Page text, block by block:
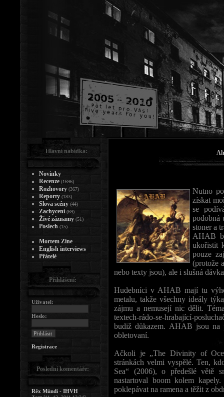
Nutno
získat
se
podobná
stoner a
AHAB
ukořistit
pouze
(protože
nebo texty jsou), ale i slušná
Hudebníci v AHAB mají tu
metalu, takže všechny ideály
zájmu a nemusejí nic dělit.
textech-rádo-se-hrabající-
budiž důkazem. AHAB jsou na
obletovaní.
Ačkoli je „The Divinity of
stránkách velmi vyspělé. Ten,
Sea“ (2006), o předešlé větě
nastartoval boom kolem
poklepávat na ramena a těžit z
Hlavní nabídka:
Novinky
Recenze (1696)
Rozhovory (367)
Reporty (183)
Slova scény (44)
Zachycení (69)
Živé záznamy (51)
Poslech (15)
Mortem Zine
English interviews
Přátelé
Přihlášení:
Uživatel:
Heslo:
Registrace
Poslední komentáře:
Rêx Mündi - IHVH